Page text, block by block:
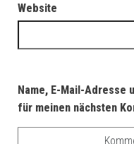
Website
Name, E-Mail-Adresse
für meinen nächsten